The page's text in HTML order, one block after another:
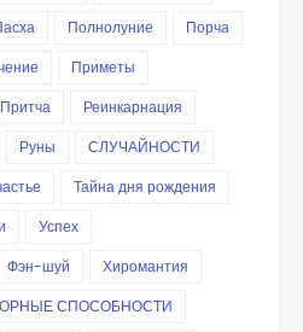
Полнолуние
Порча
Приметы
Притча
Реинкарнация
Руны
СЛУЧАЙНОСТИ
Тайна дня рождения
Успех
Фэн-шуй
Хиромантия
СПОСОБНОСТИ